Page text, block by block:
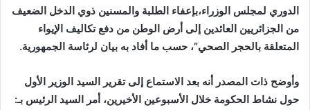
الدوري لمجلس الوزراء،بإعفاء الطلبة والمسنين ذوي الدخل الضعيف
من الجزائريين العائدين إلى أرض الوطن من دفع تكاليف الإيواء
المتعلقة بالحجر الصحي”، حسب ما أفاد به بيان لرئاسة الجمهورية.
وأوضح ذات المصدر أنه بعد الاستماع إلى تقرير السيد الوزير الأول
حول نشاط الحكومة خلال الأسبوعين الأخيرين، أمر السيد الرئيس بـ: